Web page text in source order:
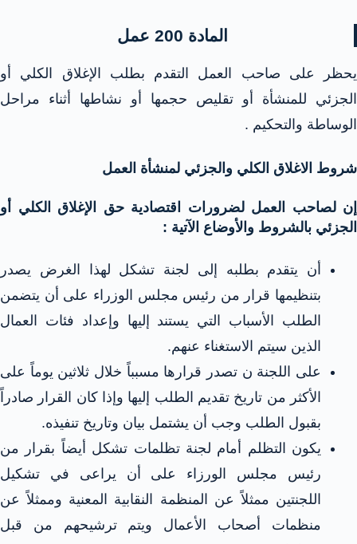
المادة 200 عمل
يحظر على صاحب العمل التقدم بطلب الإغلاق الكلي أو
الجزئي للمنشأة أو تقليص حجمها أو نشاطها أثناء مراحل
الوساطة والتحكيم .
شروط الاغلاق الكلي والجزئي لمنشأة العمل
إن لصاحب العمل لضرورات اقتصادية حق الإغلاق الكلي أو
الجزئي بالشروط والأوضاع الآتية :
أن يتقدم بطلبه إلى لجنة تشكل لهذا الغرض يصدر
بتنظيمها قرار من رئيس مجلس الوزراء على أن يتضمن
الطلب الأسباب التي يستند إليها وإعداد فئات العمال
الذين سيتم الاستغناء عنهم.
على اللجنة ن تصدر قرارها مسبباً خلال ثلاثين يوماً على
الأكثر من تاريخ تقديم الطلب إليها وإذا كان القرار صادراً
بقبول الطلب وجب أن يشتمل بيان وتاريخ تنفيذه.
يكون التظلم أمام لجنة تظلمات تشكل أيضاً بقرار من
رئيس مجلس الورزاء على أن يراعى في تشكيل
اللجنتين ممثلاً عن المنظمة النقابية المعنية وممثلاً عن
منظمات أصحاب الأعمال ويتم ترشيحهم من قبل